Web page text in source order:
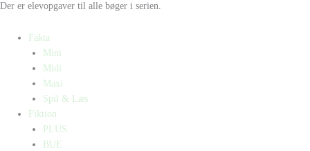
Der er elevopgaver til alle bøger i serien.
Fakta
Mini
Midi
Maxi
Spil & Læs
Fiktion
PLUS
BUE